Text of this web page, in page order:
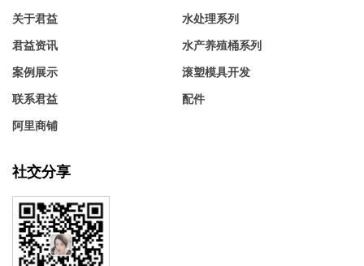
关于君益
君益资讯
案例展示
联系君益
阿里商铺
水处理系列
水产养殖桶系列
滚塑模具开发
配件
社交分享